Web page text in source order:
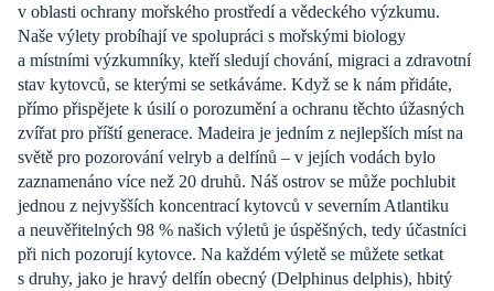
v oblasti ochrany mořského prostředí a vědeckého výzkumu.
Naše výlety probíhají ve spolupráci s mořskými biology
a místními výzkumníky, kteří sledují chování, migraci a zdravotní
stav kytovců, se kterými se setkáváme. Když se k nám přidáte,
přímo přispějete k úsilí o porozumění a ochranu těchto úžasných
zvířat pro příští generace. Madeira je jedním z nejlepších míst na
světě pro pozorování velryb a delfínů – v jejích vodách bylo
zaznamenáno více než 20 druhů. Náš ostrov se může pochlubit
jednou z nejvyšších koncentrací kytovců v severním Atlantiku
a neuvěřitelných 98 % našich výletů je úspěšných, tedy účastníci
při nich pozorují kytovce. Na každém výletě se můžete setkat
s druhy, jako je hravý delfín obecný (Delphinus delphis), hbitý